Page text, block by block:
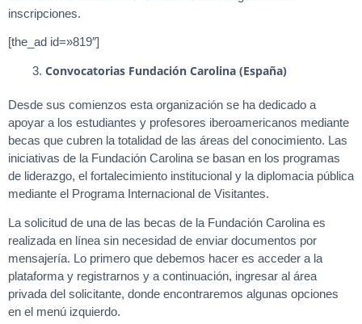
inscripciones.
[the_ad id=»819″]
Convocatorias Fundación Carolina (España)
Desde sus comienzos esta organización se ha dedicado a
apoyar a los estudiantes y profesores iberoamericanos mediante
becas que cubren la totalidad de las áreas del conocimiento. Las
iniciativas de la Fundación Carolina se basan en los programas
de liderazgo, el fortalecimiento institucional y la diplomacia pública
mediante el Programa Internacional de Visitantes.
La solicitud de una de las becas de la Fundación Carolina es
realizada en línea sin necesidad de enviar documentos por
mensajería. Lo primero que debemos hacer es acceder a la
plataforma y registrarnos y a continuación, ingresar al área
privada del solicitante, donde encontraremos algunas opciones
en el menú izquierdo.